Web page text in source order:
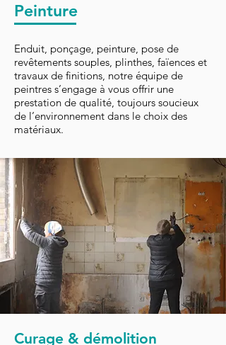
Peinture
Enduit, ponçage, peinture, pose de
revêtements souples, plinthes, faïences et
travaux de finitions, notre équipe de
peintres s’engage à vous offrir une
prestation de qualité, toujours soucieux
de l’environnement dans le choix des
matériaux.
Curage & démolition